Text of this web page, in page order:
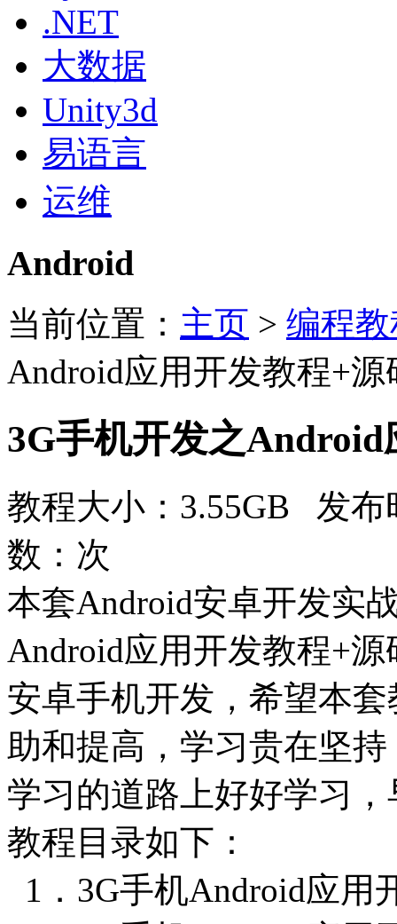
.NET
大数据
Unity3d
易语言
运维
Android
当前位置： 主页 > 编程
Android应用开发教程+源
3G手机开发之
教程大小：3.55GB 发
数： 次
本套Android安卓开发实
Android应用开发教程+
安卓手机开发，希望本
助和提高，学习贵在坚
学习的道路上好好学习
教程目录如下：
1．3G手机Android应用